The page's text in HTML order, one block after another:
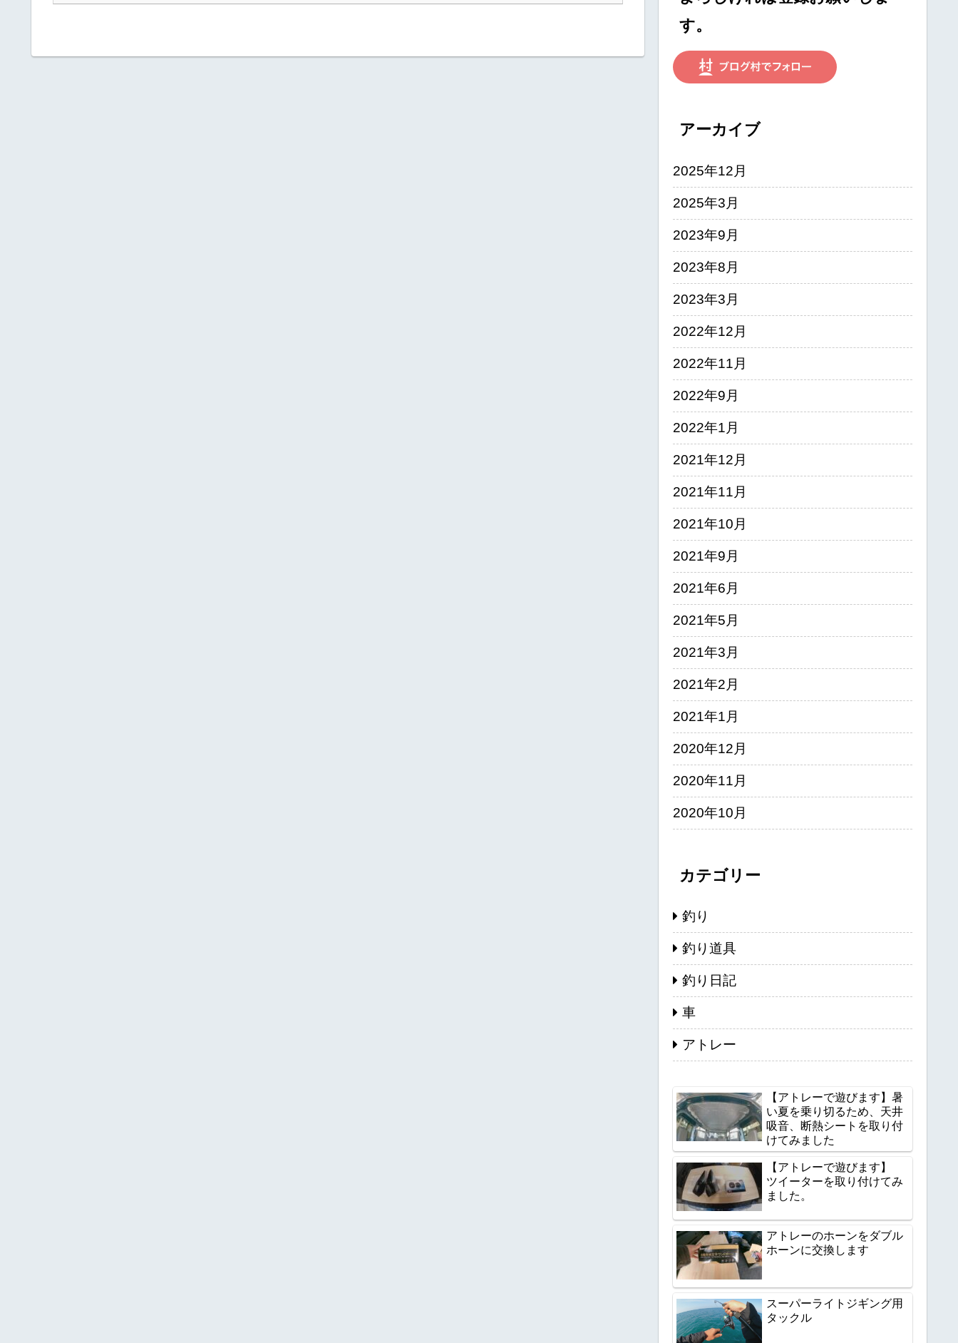
す。
アーカイブ
2025年12月
2025年3月
2023年9月
2023年8月
2023年3月
2022年12月
2022年11月
2022年9月
2022年1月
2021年12月
2021年11月
2021年10月
2021年9月
2021年6月
2021年5月
2021年3月
2021年2月
2021年1月
2020年12月
2020年11月
2020年10月
カテゴリー
釣り
釣り道具
釣り日記
車
アトレー
【アトレーで遊びます】暑
い夏を乗り切るため、天井
吸音、断熱シートを取り付
けてみました
【アトレーで遊びます】
ツイーターを取り付けてみ
ました。
アトレーのホーンをダブル
ホーンに交換します
スーパーライトジギング用
タックル